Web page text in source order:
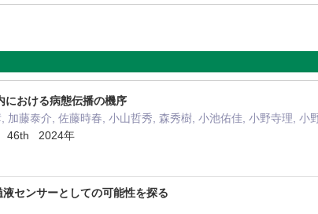
における病態伝播の機序
加藤泰介, 佐藤時春, 小山哲秀, 森秀樹, 小池佑佳, 小野寺理, 小
46th 2024年
センサーとしての可能性を探る